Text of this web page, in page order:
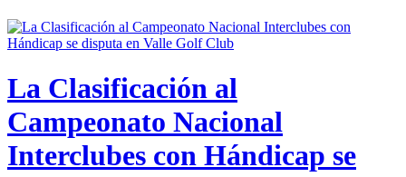
La Clasificación al
Campeonato Nacional
Interclubes con Hándicap se